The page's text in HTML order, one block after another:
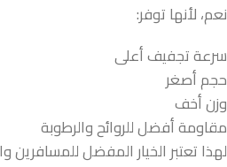
نعم، لأنها توفر:
سرعة تجفيف أعلى
حجم أصغر
وزن أخف
مقاومة أفضل للروائح والرطوبة
لهذا تعتبر الخيار المفضل للمسافرين